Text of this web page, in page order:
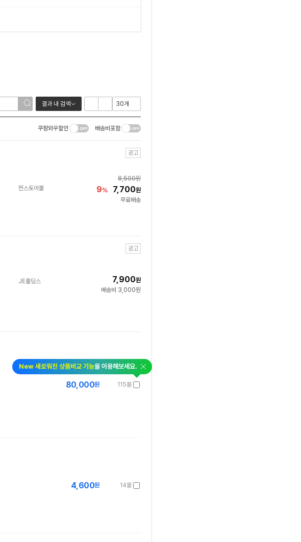
결과 내 검색
쿠팡와우할인 배송비포함
광고
찐스토어몰
8,500원
9% 7,700원
무료배송
광고
JE홀딩스 7,900원
배송비 3,000원
New 새로워진 상품비교 기능을 이용해보세요. 닫
기
115몰
80,000원
14몰
4,600원